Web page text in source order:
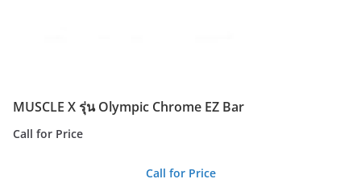
MUSCLE X รุ่น Olympic Chrome EZ Bar
Call for Price
Call for Price